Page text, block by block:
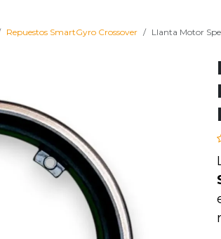
Repuestos SmartGyro Crossover Llanta Motor